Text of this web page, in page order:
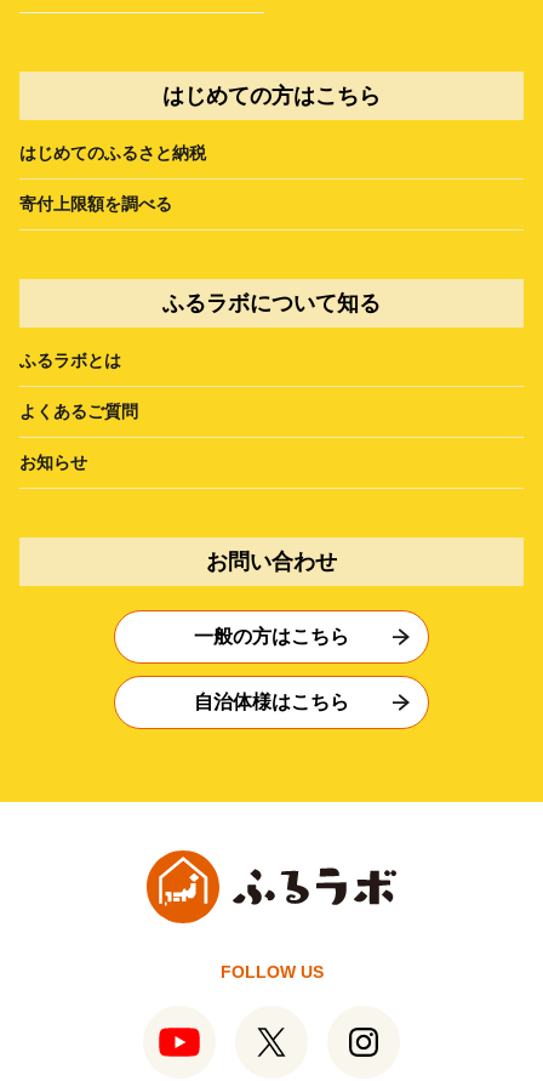
はじめての方はこちら
はじめてのふるさと納税
寄付上限額を調べる
ふるラボについて知る
ふるラボとは
よくあるご質問
お知らせ
お問い合わせ
一般の方はこちら
自治体様はこちら
FOLLOW US